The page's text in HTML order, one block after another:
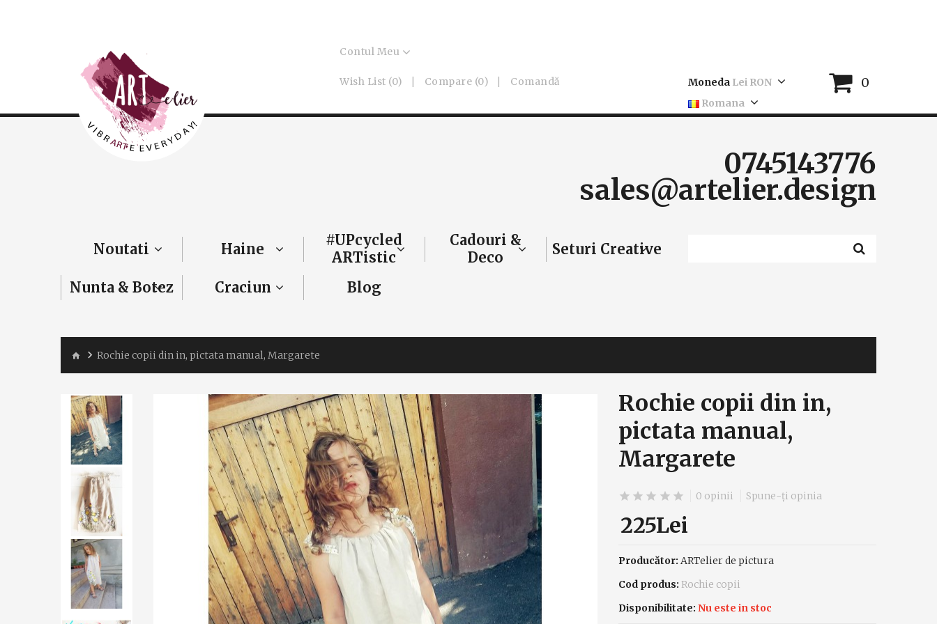
Contul Meu
Wish List (0) Compare (0) Comandă Moneda Lei RON
Romana
0
0745143776
sales@artelier.design
Noutati Haine
#UPcycled
ARTistic
Cadouri &
Deco
Seturi Creative
Nunta & Botez Craciun Blog
Rochie copii din in, pictata manual, Margarete
Rochie copii din in,
pictata manual,
Margarete
0 opinii Spune-ţi opinia
225Lei
Producător: ARTelier de pictura
Cod produs: Rochie copii
Disponibilitate: Nu este in stoc